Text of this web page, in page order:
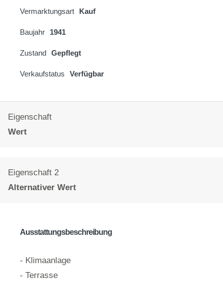
Vermarktungsart Kauf
Baujahr 1941
Zustand Gepflegt
Verkaufstatus Verfügbar
Eigenschaft
Wert
Eigenschaft 2
Alternativer Wert
Ausstattungsbeschreibung
- Klimaanlage
- Terrasse